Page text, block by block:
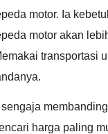
motor. Ia
motor akan
transportasi
harga paling